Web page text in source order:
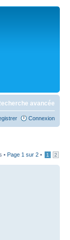
avancée
Connexion
• Page 1 sur 2 • 1 2